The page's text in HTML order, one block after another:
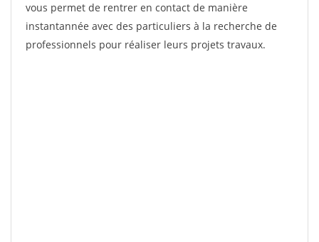
vous permet de rentrer en contact de manière
instantannée avec des particuliers à la recherche de
professionnels pour réaliser leurs projets travaux.